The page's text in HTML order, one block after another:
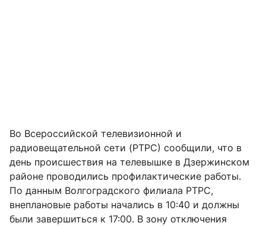
Во Всероссийской телевизионной и
радиовещательной сети (РТРС) сообщили, что в
день происшествия на телевышке в Дзержинском
районе проводились профилактические работы.
По данным Волгоградского филиала РТРС,
внеплановые работы начались в 10:40 и должны
были завершиться к 17:00. В зону отключения